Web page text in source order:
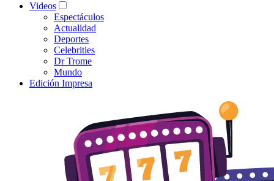
Videos
Espectáculos
Actualidad
Deportes
Celebrities
Dr Trome
Mundo
Edición Impresa